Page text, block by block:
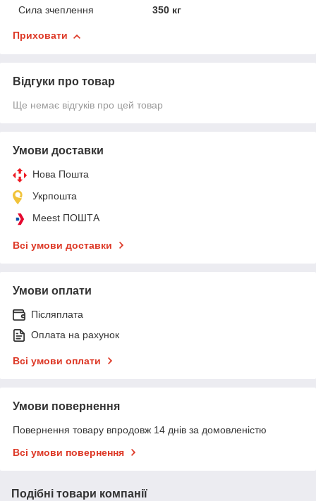
Сила зчеплення
350 кг
Приховати
Відгуки про товар
Ще немає відгуків про цей товар
Умови доставки
Нова Пошта
Укрпошта
Meest ПОШТА
Всі умови доставки
Умови оплати
Післяплата
Оплата на рахунок
Всі умови оплати
Умови повернення
Повернення товару впродовж 14 днів за домовленістю
Всі умови повернення
Подібні товари компанії